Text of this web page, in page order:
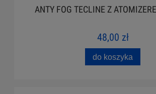
ANTY FOG TECLINE Z
48,00 zł
do koszyka